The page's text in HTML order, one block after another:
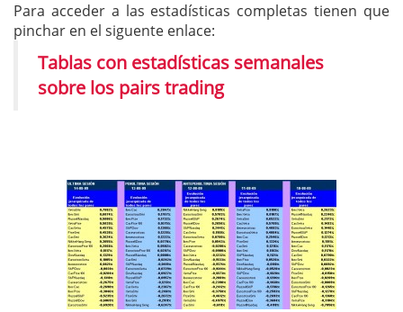
Para acceder a las estadísticas completas tienen que
pinchar en el siguente enlace:
Tablas con estadísticas semanales
sobre los pairs trading